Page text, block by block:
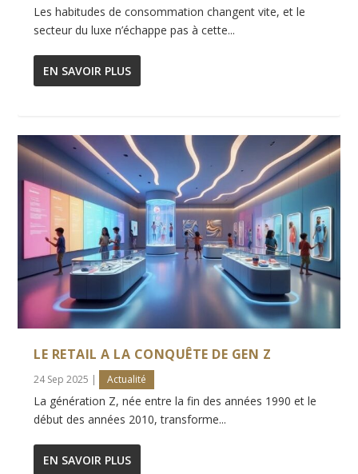
Les habitudes de consommation changent vite, et le
secteur du luxe n’échappe pas à cette...
EN SAVOIR PLUS
LE RETAIL A LA CONQUÊTE DE GEN Z
24 Sep 2025 | Actualité
La génération Z, née entre la fin des années 1990 et le
début des années 2010, transforme...
EN SAVOIR PLUS